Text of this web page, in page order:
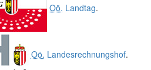
Oö. Landtag.
Oö. Landesrechnungshof.